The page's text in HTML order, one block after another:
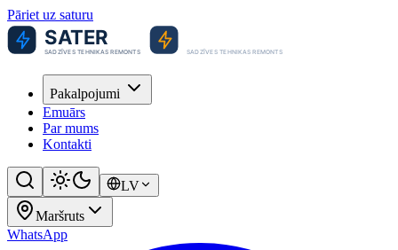
Pāriet uz saturu
Pakalpojumi
Emuārs
Par mums
Kontakti
LV
Maršruts
WhatsApp